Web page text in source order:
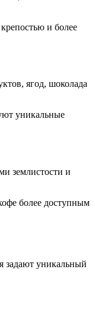
и более
ягод, шоколада
уникальные
землистости и
более доступным
задают уникальный